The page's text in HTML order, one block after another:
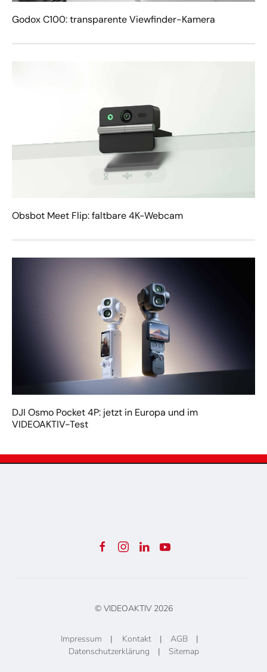
Godox C100: transparente Viewfinder-Kamera
Obsbot Meet Flip: faltbare 4K-Webcam
DJI Osmo Pocket 4P: jetzt in Europa und im
VIDEOAKTIV-Test
© VIDEOAKTIV 2026
Impressum | Kontakt| AGB|
Datenschutzerklärung | Sitemap